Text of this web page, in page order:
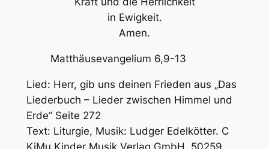
in Ewigkeit.
Amen.
Matthäusevangelium 6,9-13
Lied: Herr, gib uns deinen Frieden aus „Das
Liederbuch – Lieder zwischen Himmel und
Erde“ Seite 272
Text: Liturgie, Musik: Ludger Edelkötter. C